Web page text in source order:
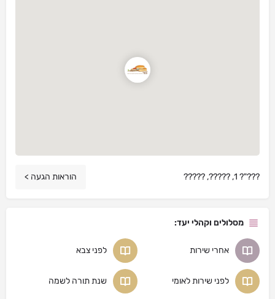
???"? 1, ?????, ????? הוראות הגעה >
מסלולים וקהלי יעד:
אחרי שירות לפני צבא
לפני שירות לאומי שנת תורה לשמה